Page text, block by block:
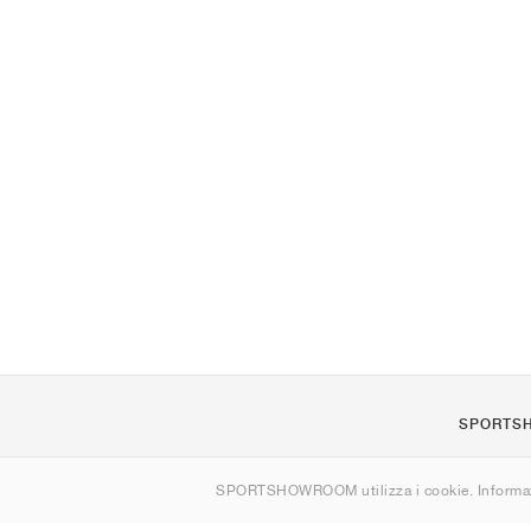
SPORTSHOWROOM utilizza i cookie.Contatti